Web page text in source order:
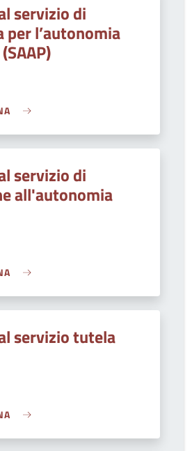
servizio di
per l’autonomia
servizio di
all'autonomia
servizio tutela